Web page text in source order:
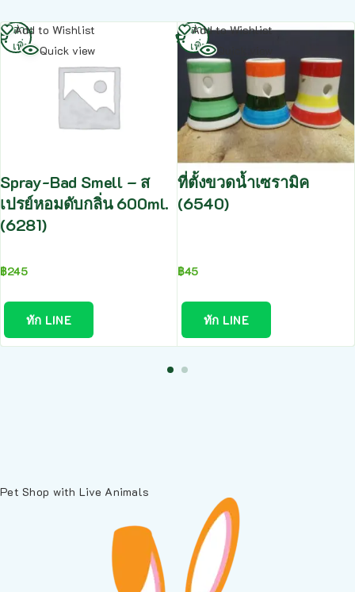
Add to Wishlist
Quick view
Spray-Bad Smell – ส
เปรย์หอมดับกลิ่น 600ml.
(6281)
฿245
ทัก LINE
อ่าน
เพิ่ม
Add to Wishlist
ที่ตั้งขวดน้ำเซรามิค
(6540)
฿45
ทัก LINE
อ่าน
เพิ่ม
Pet Shop with Live Animals